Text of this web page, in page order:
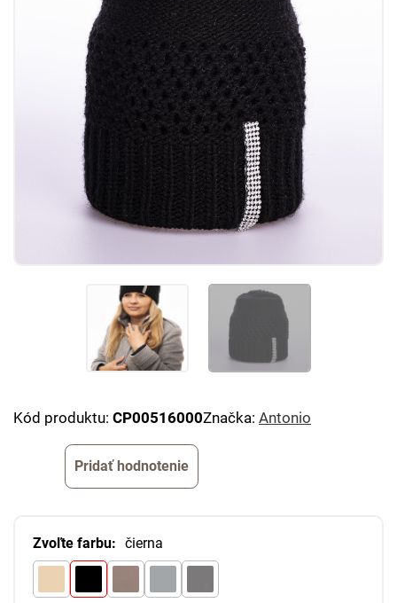
Kód produktu: CP00516000Značka: Antonio
Pridať hodnotenie
Zvoľte farbu: čierna